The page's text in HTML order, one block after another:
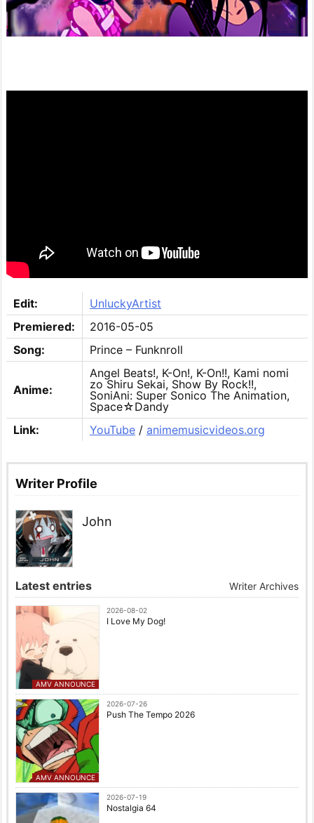
Edit:
UnluckyArtist
Premiered:
2016-05-05
Song:
Prince – Funknroll
Anime:
Angel Beats!, K-On!, K-On!!, Kami nomi
zo Shiru Sekai, Show By Rock!!,
SoniAni: Super Sonico The Animation,
Space☆Dandy
Link:
YouTube / animemusicvideos.org
Writer Profile
John
Latest entries Writer Archives
AMV ANNOUNCE
2026-08-02
I Love My Dog!
AMV ANNOUNCE
2026-07-26
Push The Tempo 2026
2026-07-19
Nostalgia 64